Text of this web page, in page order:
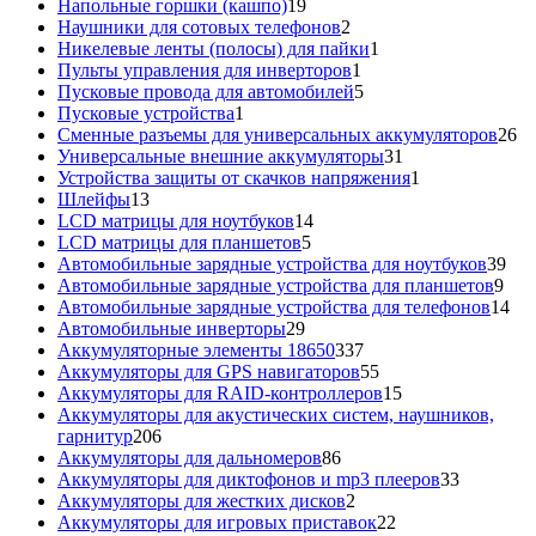
товар
Напольные горшки (кашпо)1919
товаров
Наушники для сотовых телефонов2
товара
Никелевые ленты (полосы) для пайки1
Пульты управления для инверторов1
товар
Пусковые провода для автомобилей55
Пусковые устройства1
товар
Сменные разъемы для универсальных аккумуляторов2626
Универсальные внешние аккумуляторы31
товар
Устройства защиты от скачков напряжения1
Шлейфы1313
товаров
LCD матрицы для ноутбуков1414
LCD матрицы для планшетов55
товаров
Автомобильные зарядные устройства для ноутбуков3939
Автомобильные зарядные устройства для планшетов99
Автомобильные зарядные устройства для телефонов1414
Автомобильные инверторы2929
товаров
Аккумуляторные элементы 18650337337
товаров
Аккумуляторы для GPS навигаторов5555
товаров
Аккумуляторы для RAID-контроллеров1515
товаров
Аккумуляторы для акустических систем, наушников,
гарнитур206206
товаров
Аккумуляторы для дальномеров8686
товаров
Аккумуляторы для диктофонов и mp3 плееров3333
Аккумуляторы для жестких дисков2
товара
Аккумуляторы для игровых приставок22